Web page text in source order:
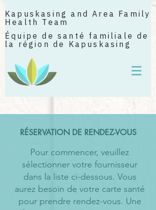
Kapuskasing and Area Family
Health Team
Équipe de santé familiale de
la région de Kapuskasing
RÉSERVATION DE RENDEZ-VOUS
Pour commencer, veuillez
sélectionner votre fournisseur
dans la liste ci-dessous. Vous
aurez besoin de votre carte santé
pour prendre rendez-vous. Une